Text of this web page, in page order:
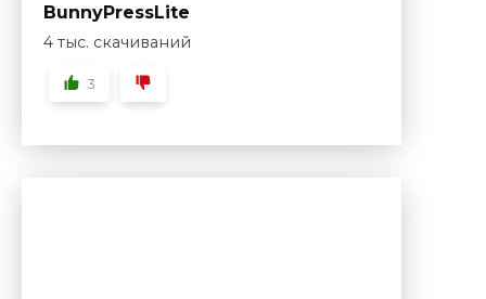
BunnyPressLite
4 тыс. скачиваний
3